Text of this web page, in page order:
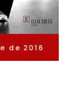
de 2016